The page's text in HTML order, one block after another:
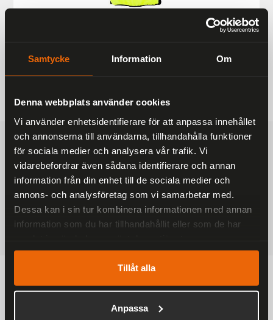
Samtycke Information Om
Denna webbplats använder cookies
Vi använder enhetsidentifierare för att anpassa innehållet
och annonserna till användarna, tillhandahålla funktioner
för sociala medier och analysera vår trafik. Vi
vidarebefordrar även sådana identifierare och annan
information från din enhet till de sociala medier och
annons- och analysföretag som vi samarbetar med.
Dessa kan i sin tur kombinera informationen med annan
information som du har tillhandahållit eller som de har
Tillåt alla
Anpassa
187 kr
249 kr
FRAKTFRITT
På alla ordrar över 2000 kr
1-3 DAGAR LEVERANS
Inom Sverige med DHL
SÄKRA BETALNINGAR
Betalkort, Klarna eller Swish